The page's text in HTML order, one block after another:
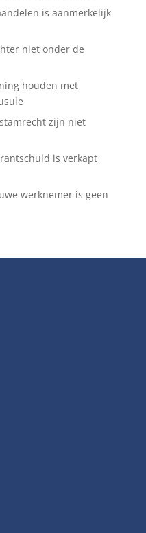
is aanmerkelijk
niet onder de
houden met
zijn niet
is verkapt
werknemer is geen